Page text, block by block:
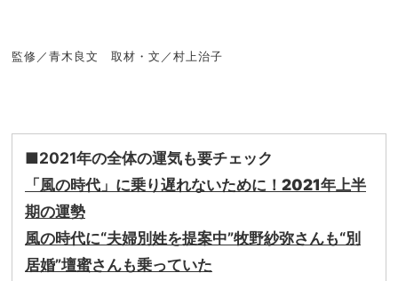
監修／青木良文 取材・文／村上治子
■2021年の全体の運気も要チェック
「風の時代」に乗り遅れないために！2021年上半
期の運勢
風の時代に“夫婦別姓を提案中”牧野紗弥さんも“別
居婚”壇蜜さんも乗っていた